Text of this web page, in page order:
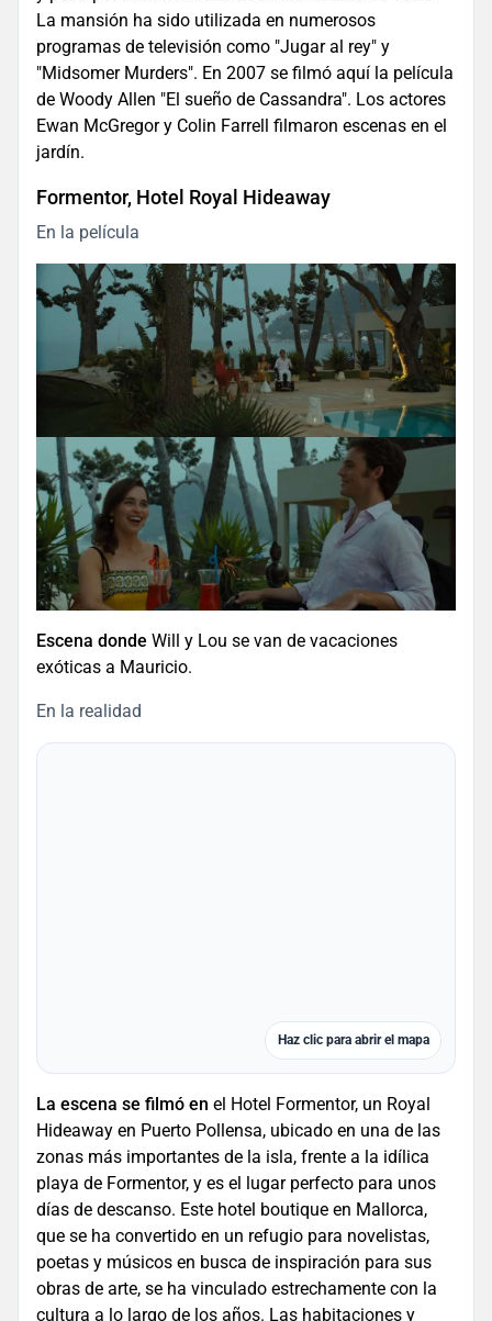
La mansión ha sido utilizada en numerosos
programas de televisión como "Jugar al rey" y
"Midsomer Murders". En 2007 se filmó aquí la película
de Woody Allen "El sueño de Cassandra". Los actores
Ewan McGregor y Colin Farrell filmaron escenas en el
jardín.
Formentor, Hotel Royal Hideaway
En la película
Escena donde Will y Lou se van de vacaciones
exóticas a Mauricio.
En la realidad
Haz clic para abrir el mapa
La escena se filmó en el Hotel Formentor, un Royal
Hideaway en Puerto Pollensa, ubicado en una de las
zonas más importantes de la isla, frente a la idílica
playa de Formentor, y es el lugar perfecto para unos
días de descanso. Este hotel boutique en Mallorca,
que se ha convertido en un refugio para novelistas,
poetas y músicos en busca de inspiración para sus
obras de arte, se ha vinculado estrechamente con la
cultura a lo largo de los años. Las habitaciones y